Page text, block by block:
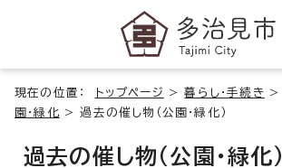
現在の位置： トップページ >暮らし・手続き >
園・緑化 >過去の催し物（公園・緑化）
過去の催し物（公園・緑化）